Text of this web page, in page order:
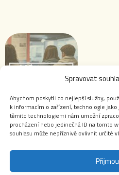
Spravovat
Abychom poskytli co nejlepší služby,
k informacím o zařízení, technologie jako
těmito technologiemi nám umožní
procházení nebo jedinečná ID na tomto
souhlasu může nepříznivě ovlivnit určité
Výstavy ABS